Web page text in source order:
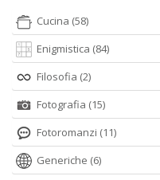
Cucina (58)
Enigmistica (84)
Filosofia (2)
Fotografia (15)
Fotoromanzi (11)
Generiche (6)